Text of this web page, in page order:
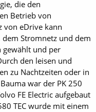
die den
Betrieb von
von eDrive kann
Stromnetz und dem
gewählt und per
den leisen und
zu Nachtzeiten oder in
war der PK 250
FE Electric aufgebaut
TEC wurde mit einem